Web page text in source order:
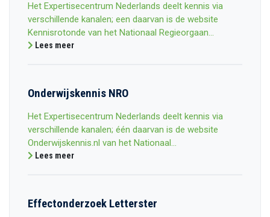
Het Expertisecentrum Nederlands deelt kennis via
verschillende kanalen; een daarvan is de website
Kennisrotonde van het Nationaal Regieorgaan...
Lees meer
Onderwijskennis NRO
Het Expertisecentrum Nederlands deelt kennis via
verschillende kanalen; één daarvan is de website
Onderwijskennis.nl van het Nationaal...
Lees meer
Effectonderzoek Letterster